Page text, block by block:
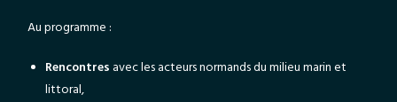
Au programme :
Rencontres avec les acteurs normands du milieu marin et
littoral,